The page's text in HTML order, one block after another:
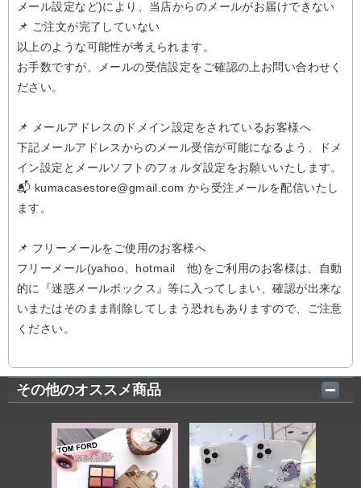
メール設定など)により、当店からのメールがお届けできない
📌 ご注文が完了していない
以上のような可能性が考えられます。
お手数ですが、メールの受信設定をご確認の上お問い合わせく
ださい。
📌 メールアドレスのドメイン設定をされているお客様へ
下記メールアドレスからのメール受信が可能になるよう、ドメ
イン設定とメールソフトのフォルダ設定をお願いいたします。
📬 kumacasestore@gmail.com から受注メールを配信いたし
ます。
📌 フリーメールをご使用のお客様へ
フリーメール(yahoo、hotmail 他)をご利用のお客様は、自動
的に『迷惑メールボックス』等に入ってしまい、確認が出来な
いまたはそのまま削除してしまう恐れもありますので、ご注意
ください。
その他のオススメ商品